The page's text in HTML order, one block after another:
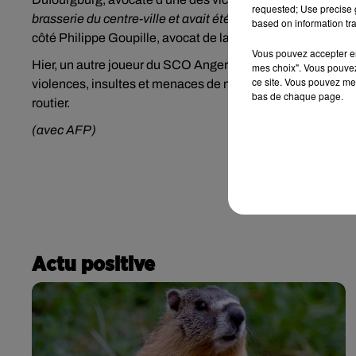
brasserie du centre-ville et avait été tétanisée, contrainte
côté Philippe Goupille, avocat de la seconde victime.
Hier, un autre joueur du SCO Angers, Stéphane
violences, insultes et menaces de mort à l'encontre de
routier.
(avec AFP)
Actu positive
requested; Use precise
based on information
Vous pouvez accepter
mes choix". Vous
ce site. Vous pouvez
bas de chaque page.